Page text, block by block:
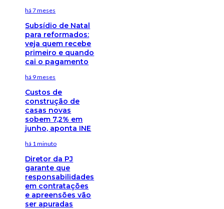
há 7 meses
Subsídio de Natal
para reformados:
veja quem recebe
primeiro e quando
cai o pagamento
há 9 meses
Custos de
construção de
casas novas
sobem 7,2% em
junho, aponta INE
há 1 minuto
Diretor da PJ
garante que
responsabilidades
em contratações
e apreensões vão
ser apuradas